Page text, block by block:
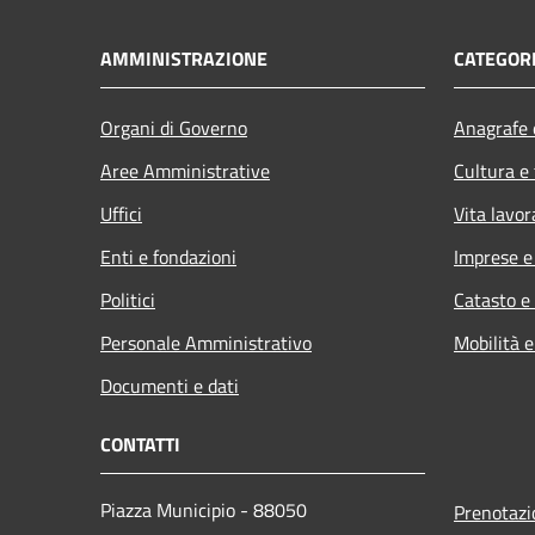
AMMINISTRAZIONE
Organi di Governo
Aree Amministrative
Uffici
Enti e fondazioni
Politici
Personale Amministrativo
Documenti e dati
Cultura
Vita
Imprese
Catasto
Mobilità
CONTATTI
Piazza Municipio - 88050